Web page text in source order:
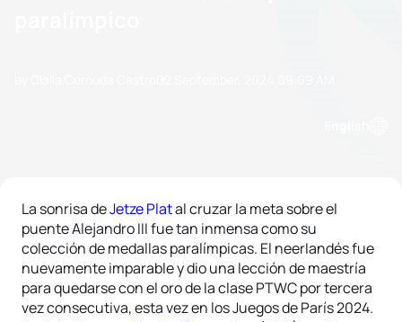
La sonrisa deJetze Platal cruzar la meta sobre el
puente Alejandro III fue tan inmensa como su
colección de medallas paralímpicas. El neerlandés fue
nuevamente imparable y dio una lección de maestría
para quedarse con el oro de la clase PTWC por tercera
vez consecutiva, esta vez en los Juegos de París 2024.